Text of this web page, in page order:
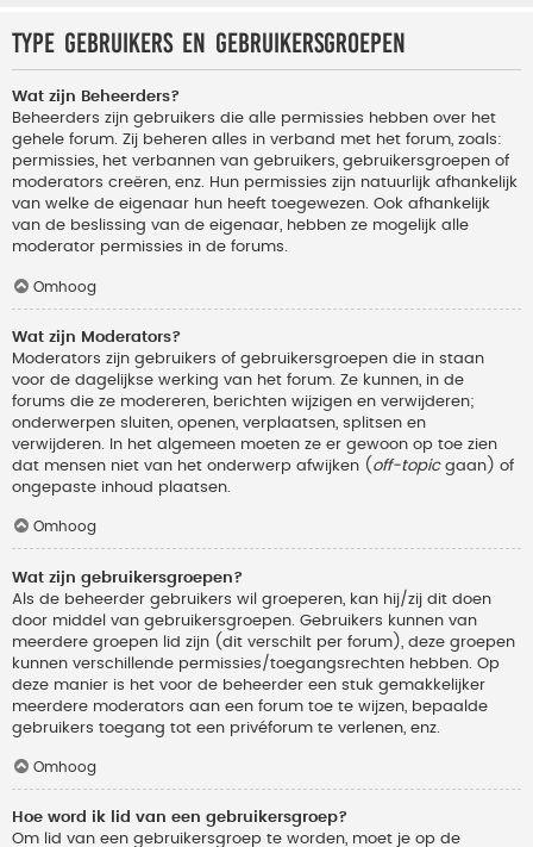
Type gebruikers en gebruikersgroepen
Wat zijn Beheerders?
Beheerders zijn gebruikers die alle permissies hebben over het
gehele forum. Zij beheren alles in verband met het forum, zoals:
permissies, het verbannen van gebruikers, gebruikersgroepen of
moderators creëren, enz. Hun permissies zijn natuurlijk afhankelijk
van welke de eigenaar hun heeft toegewezen. Ook afhankelijk
van de beslissing van de eigenaar, hebben ze mogelijk alle
moderator permissies in de forums.
Omhoog
Wat zijn Moderators?
Moderators zijn gebruikers of gebruikersgroepen die in staan
voor de dagelijkse werking van het forum. Ze kunnen, in de
forums die ze modereren, berichten wijzigen en verwijderen;
onderwerpen sluiten, openen, verplaatsen, splitsen en
verwijderen. In het algemeen moeten ze er gewoon op toe zien
dat mensen niet van het onderwerp afwijken ( off-topicgaan) of
ongepaste inhoud plaatsen.
Omhoog
Wat zijn gebruikersgroepen?
Als de beheerder gebruikers wil groeperen, kan hij/zij dit doen
door middel van gebruikersgroepen. Gebruikers kunnen van
meerdere groepen lid zijn (dit verschilt per forum), deze groepen
kunnen verschillende permissies/toegangsrechten hebben. Op
deze manier is het voor de beheerder een stuk gemakkelijker
meerdere moderators aan een forum toe te wijzen, bepaalde
gebruikers toegang tot een privéforum te verlenen, enz.
Omhoog
Hoe word ik lid van een gebruikersgroep?
Om lid van een gebruikersgroep te worden, moet je op de